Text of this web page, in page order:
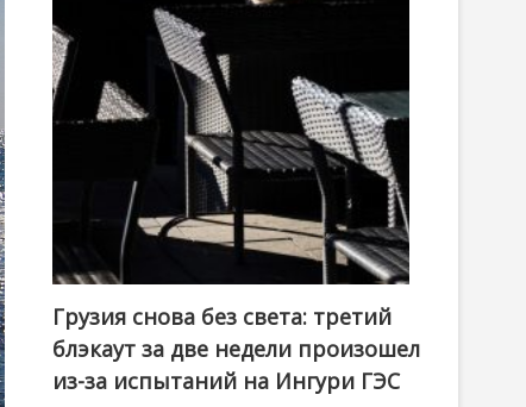
Грузия снова без света: третий
блэкаут за две недели произошел
из-за испытаний на Ингури ГЭС